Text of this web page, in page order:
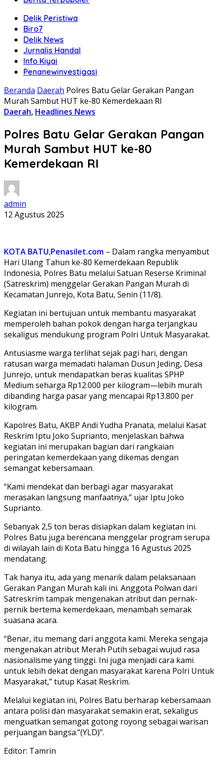
Delik Peristiwa
Biro7
Delik News
Jurnalis Handal
Info Kiyai
Penanewinvestigasi
Beranda Daerah Polres Batu Gelar Gerakan Pangan
Murah Sambut HUT ke-80 Kemerdekaan RI
Daerah, Headlines News
Polres Batu Gelar Gerakan Pangan
Murah Sambut HUT ke-80
Kemerdekaan RI
admin
12 Agustus 2025
KOTA BATU,Penasilet.com – Dalam rangka menyambut
Hari Ulang Tahun ke-80 Kemerdekaan Republik
Indonesia, Polres Batu melalui Satuan Reserse Kriminal
(Satreskrim) menggelar Gerakan Pangan Murah di
Kecamatan Junrejo, Kota Batu, Senin (11/8).
Kegiatan ini bertujuan untuk membantu masyarakat
memperoleh bahan pokok dengan harga terjangkau
sekaligus mendukung program Polri Untuk Masyarakat.
Antusiasme warga terlihat sejak pagi hari, dengan
ratusan warga memadati halaman Dusun Jeding, Desa
Junrejo, untuk mendapatkan beras kualitas SPHP
Medium seharga Rp12.000 per kilogram—lebih murah
dibanding harga pasar yang mencapai Rp13.800 per
kilogram.
Kapolres Batu, AKBP Andi Yudha Pranata, melalui Kasat
Reskrim Iptu Joko Suprianto, menjelaskan bahwa
kegiatan ini merupakan bagian dari rangkaian
peringatan kemerdekaan yang dikemas dengan
semangat kebersamaan.
“Kami mendekat dan berbagi agar masyarakat
merasakan langsung manfaatnya,” ujar Iptu Joko
Suprianto.
Sebanyak 2,5 ton beras disiapkan dalam kegiatan ini.
Polres Batu juga berencana menggelar program serupa
di wilayah lain di Kota Batu hingga 16 Agustus 2025
mendatang.
Tak hanya itu, ada yang menarik dalam pelaksanaan
Gerakan Pangan Murah kali ini. Anggota Polwan dari
Satreskrim tampak mengenakan atribut dan pernak-
pernik bertema kemerdekaan, menambah semarak
suasana acara.
“Benar, itu memang dari anggota kami. Mereka sengaja
mengenakan atribut Merah Putih sebagai wujud rasa
nasionalisme yang tinggi. Ini juga menjadi cara kami
untuk lebih dekat dengan masyarakat karena Polri Untuk
Masyarakat,” tutup Kasat Reskrim.
Melalui kegiatan ini, Polres Batu berharap kebersamaan
antara polisi dan masyarakat semakin erat, sekaligus
menguatkan semangat gotong royong sebagai warisan
perjuangan bangsa.”(YLD)”.
Editor: Tamrin